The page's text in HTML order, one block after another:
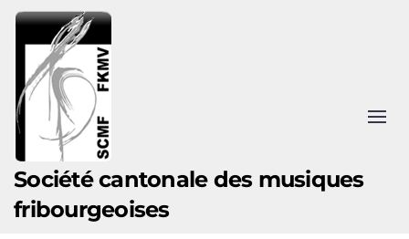
Accéder au contenu principal
Société cantonale des musiques
fribourgeoises